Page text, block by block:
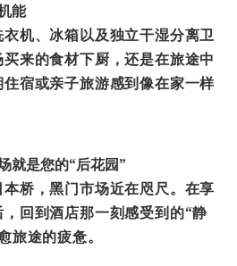
能
衣机、冰箱以及独立干湿分离卫
买来的食材下厨，还是在旅途中
住宿或亲子旅游感到像在家一样
就是您的“后花园”
本桥，黑门市场近在咫尺。在享
，回到酒店那一刻感受到的“静
旅途的疲惫。